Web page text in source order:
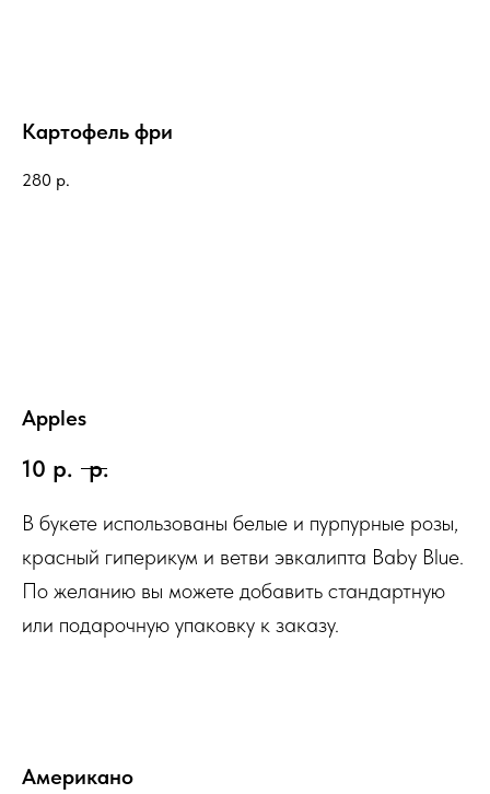
Картофель фри
280 р.
Apples
10 р. р.
В букете использованы белые и пурпурные розы,
красный гиперикум и ветви эвкалипта Baby Blue.
По желанию вы можете добавить стандартную
или подарочную упаковку к заказу.
Американо